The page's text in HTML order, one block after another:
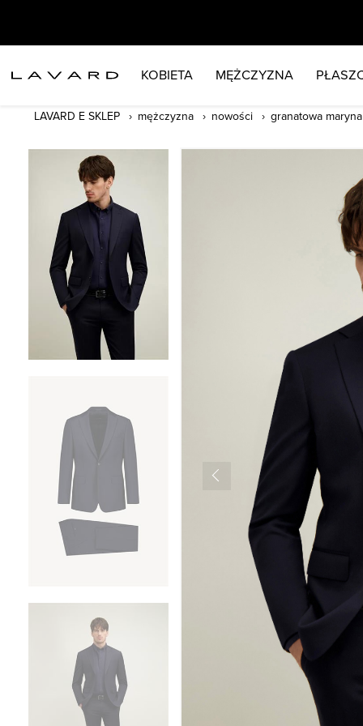
KOBIETA MĘŻCZYZNA
LAVARD E SKLEP mężczyzna nowości granatowa